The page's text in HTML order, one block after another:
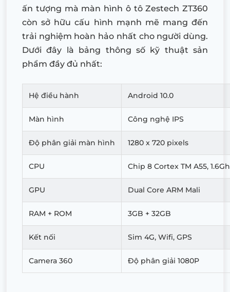
ấn tượng mà màn hình ô tô Zestech ZT360
còn sở hữu cấu hình mạnh mẽ mang đến
trải nghiệm hoàn hảo nhất cho người dùng.
Dưới đây là bảng thông số kỹ thuật sản
phẩm đầy đủ nhất:
Hệ điều hành Android 10.0
Màn hình Công nghệ IPS
Độ phân giải màn hình 1280 x 720 pixels
CPU Chip 8 Cortex TM A55,
GPU Dual Core ARM Mali
RAM + ROM 3GB + 32GB
Kết nối Sim 4G, Wifi, GPS
Camera 360 Độ phân giải 1080P